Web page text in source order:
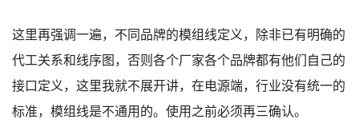
这里再强调一遍，不同品牌的模组线定义，除非已有明确的
代工关系和线序图，否则各个厂家各个品牌都有他们自己的
接口定义，这里我就不展开讲，在电源端，行业没有统一的
标准，模组线是不通用的。使用之前必须再三确认。